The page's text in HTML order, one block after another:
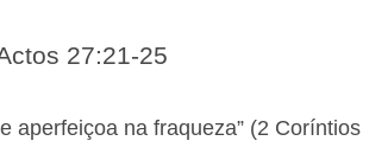
27:21-25
aperfeiçoa na fraqueza” (2 Coríntios